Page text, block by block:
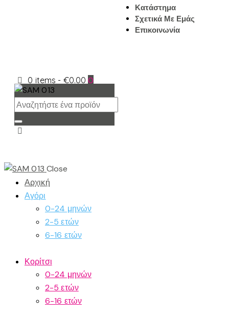
Κατάστημα
Σχετικά Με Εμάς
Επικοινωνία
0 items - €0.00 0
Close
Αρχική
Αγόρι
0-24 μηνών
2-5 ετών
6-16 ετών
Κορίτσι
0-24 μηνών
2-5 ετών
6-16 ετών